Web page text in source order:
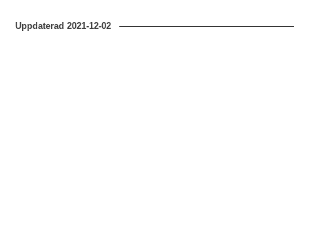
Uppdaterad2021-12-02